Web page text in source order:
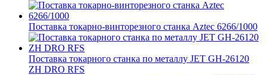
Поставка токарно-винторезного станка Aztec 6266/1000
Поставка токарного станка по металлу JET GH-26120
ZH DRO RFS